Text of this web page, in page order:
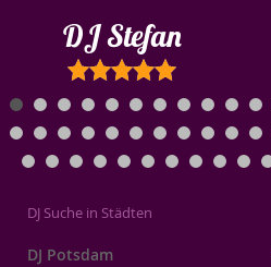
DJ Stefan
DJ Suche in Städten
DJ Potsdam